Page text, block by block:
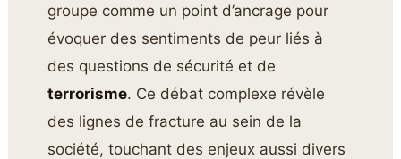
groupe comme un point d’ancrage pour
évoquer des sentiments de peur liés à
des questions de sécurité et de
terrorisme. Ce débat complexe révèle
des lignes de fracture au sein de la
société, touchant des enjeux aussi divers